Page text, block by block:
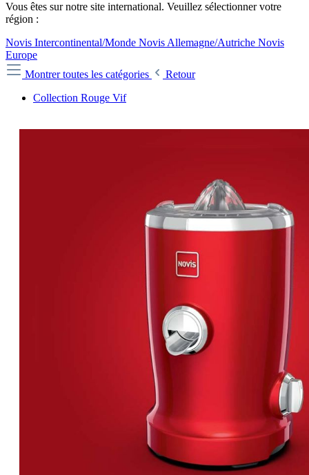
Vous êtes sur notre site international. Veuillez sélectionner votre
région :
Novis Intercontinental/Monde Novis Allemagne/Autriche Novis
Europe
Montrer toutes les catégories
Retour
Collection Rouge Vif